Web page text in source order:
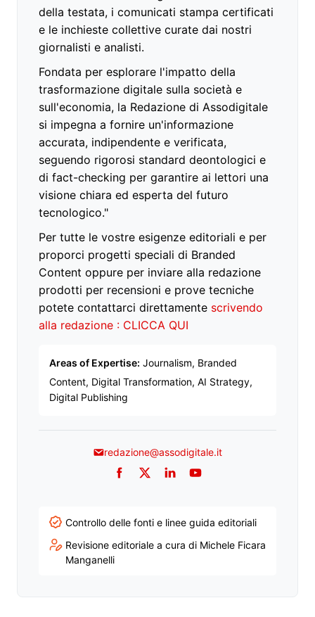
della testata, i comunicati stampa certificati
e le inchieste collettive curate dai nostri
giornalisti e analisti.
Fondata per esplorare l'impatto della
trasformazione digitale sulla società e
sull'economia, la Redazione di Assodigitale
si impegna a fornire un'informazione
accurata, indipendente e verificata,
seguendo rigorosi standard deontologici e
di fact-checking per garantire ai lettori una
visione chiara ed esperta del futuro
tecnologico."
Per tutte le vostre esigenze editoriali e per
proporci progetti speciali di Branded
Content oppure per inviare alla redazione
prodotti per recensioni e prove tecniche
potete contattarci direttamente scrivendo
alla redazione : CLICCA QUI
Areas of Expertise: Journalism, Branded
Content, Digital Transformation, AI Strategy,
Digital Publishing
redazione@assodigitale.it
Facebook
TwitterLinkedInYouTube
Controllo delle fonti e linee guida editoriali
Revisione editoriale a cura di Michele Ficara
Manganelli